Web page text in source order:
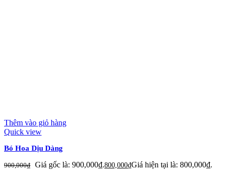
Thêm vào giỏ hàng
Quick view
Bó Hoa Dịu Dàng
900,000₫ Giá gốc là: 900,000₫.800,000₫Giá hiện tại là: 800,000₫.